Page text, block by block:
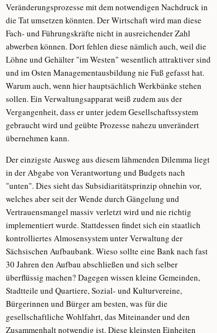
Veränderungsprozesse mit dem notwendigen Nachdruck in
die Tat umsetzen könnten. Der Wirtschaft wird man diese
Fach- und Führungskräfte nicht in ausreichender Zahl
abwerben können. Dort fehlen diese nämlich auch, weil die
Löhne und Gehälter "im Westen" wesentlich attraktiver sind
und im Osten Managementausbildung nie Fuß gefasst hat.
Warum auch, wenn hier hauptsächlich Werkbänke stehen
sollen. Ein Verwaltungsapparat weiß zudem aus der
Vergangenheit, dass er unter jedem Gesellschaftssystem
gebraucht wird und geübte Prozesse nahezu unverändert
übernehmen kann.
Der einzigste Ausweg aus diesem lähmenden Dilemma liegt
in der Abgabe von Verantwortung und Budgets nach
"unten". Dies sieht das Subsidiaritätsprinzip ohnehin vor,
welches aber seit der Wende durch Gängelung und
Vertrauensmangel massiv verletzt wird und nie richtig
implementiert wurde. Stattdessen findet sich ein staatlich
kontrolliertes Almosensystem unter Verwaltung der
Sächsischen Aufbaubank. Wieso sollte eine Bank nach fast
30 Jahren den Aufbau abschließen und sich selber
überflüssig machen? Dagegen wissen kleine Gemeinden,
Stadtteile und Quartiere, Sozial- und Kulturvereine,
Bürgerinnen und Bürger am besten, was für die
gesellschaftliche Wohlfahrt, das Miteinander und den
Zusammenhalt notwendig ist. Diese kleinsten Einheiten